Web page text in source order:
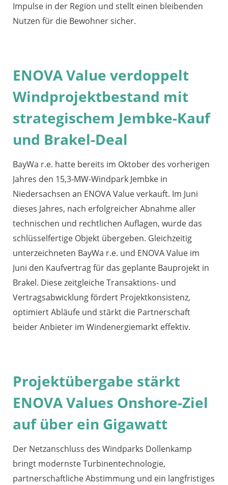
Impulse in der Region und stellt einen bleibenden
Nutzen für die Bewohner sicher.
ENOVA Value verdoppelt
Windprojektbestand mit
strategischem Jembke-Kauf
und Brakel-Deal
BayWa r.e. hatte bereits im Oktober des vorherigen
Jahres den 15,3-MW-Windpark Jembke in
Niedersachsen an ENOVA Value verkauft. Im Juni
dieses Jahres, nach erfolgreicher Abnahme aller
technischen und rechtlichen Auflagen, wurde das
schlüsselfertige Objekt übergeben. Gleichzeitig
unterzeichneten BayWa r.e. und ENOVA Value im
Juni den Kaufvertrag für das geplante Bauprojekt in
Brakel. Diese zeitgleiche Transaktions- und
Vertragsabwicklung fördert Projektkonsistenz,
optimiert Abläufe und stärkt die Partnerschaft
beider Anbieter im Windenergiemarkt effektiv.
Projektübergabe stärkt
ENOVA Values Onshore-Ziel
auf über ein Gigawatt
Der Netzanschluss des Windparks Dollenkamp
bringt modernste Turbinentechnologie,
partnerschaftliche Abstimmung und ein langfristiges